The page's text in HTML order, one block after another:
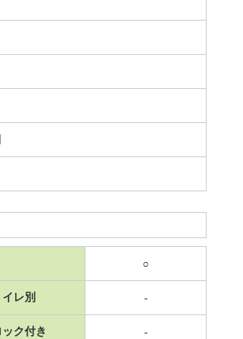
○
レ別 -
ク付き -